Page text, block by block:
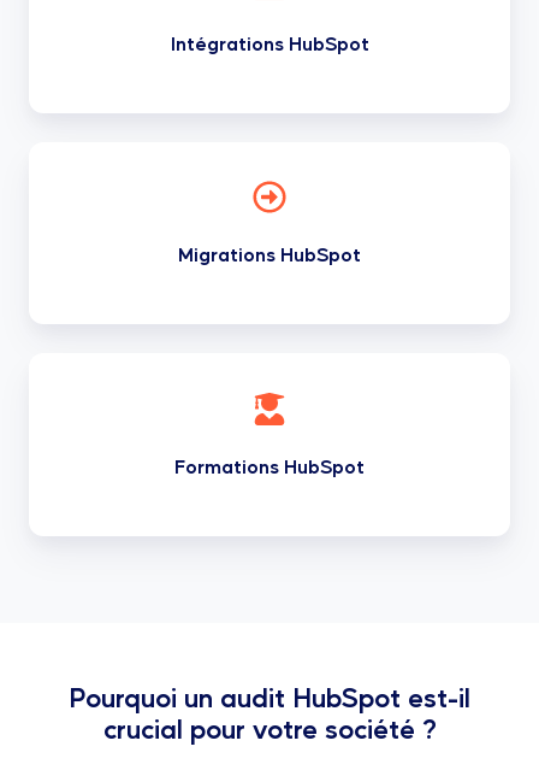
Intégrations HubSpot
Migrations HubSpot
HubSpot
Formations HubSpot
HubSpot
Pourquoi un audit HubSpot est-il
crucial pour votre société ?